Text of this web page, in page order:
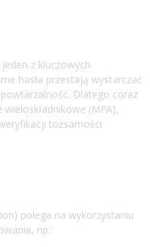
z kluczowych
hasła przestają wystarczać
Dlatego coraz
(MFA),
tożsamości
polega na wykorzystaniu
np.: